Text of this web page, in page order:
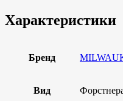
Характеристики
Бренд
Вид